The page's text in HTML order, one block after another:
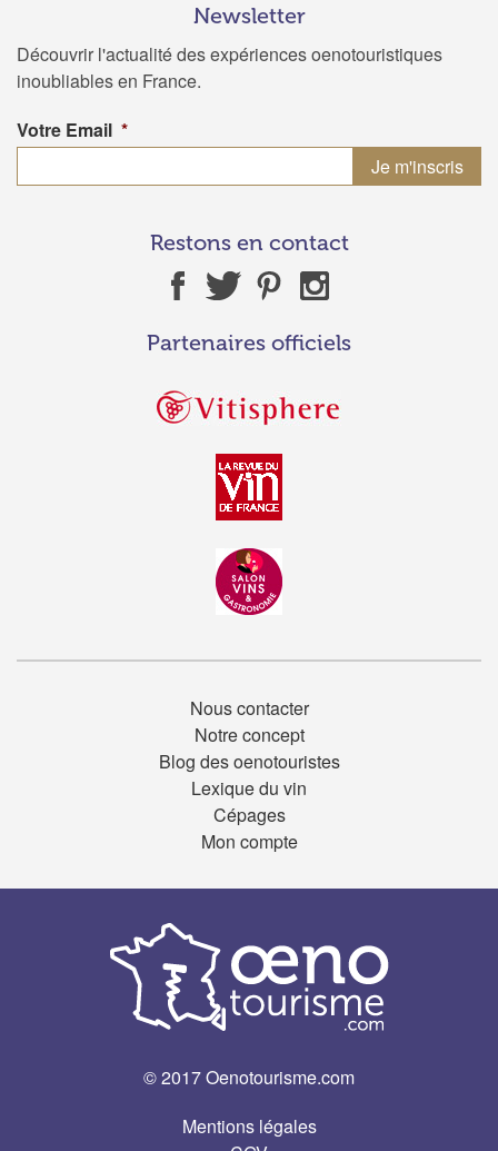
Newsletter
Découvrir l'actualité des expériences oenotouristiques
inoubliables en France.
Votre Email *
Restons en contact
Partenaires officiels
Nous contacter
Notre concept
Blog des oenotouristes
Lexique du vin
Cépages
Mon compte
© 2017 Oenotourisme.com
Mentions légales